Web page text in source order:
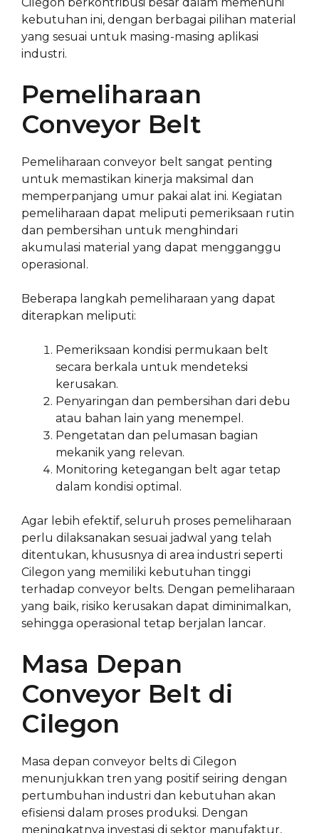
kebutuhan ini, dengan berbagai pilihan material
yang sesuai untuk masing-masing aplikasi
industri.
Pemeliharaan
Conveyor Belt
Pemeliharaan conveyor belt sangat penting
untuk memastikan kinerja maksimal dan
memperpanjang umur pakai alat ini. Kegiatan
pemeliharaan dapat meliputi pemeriksaan rutin
dan pembersihan untuk menghindari
akumulasi material yang dapat mengganggu
operasional.
Beberapa langkah pemeliharaan yang dapat
diterapkan meliputi:
Pemeriksaan kondisi permukaan belt
secara berkala untuk mendeteksi
kerusakan.
Penyaringan dan pembersihan dari debu
atau bahan lain yang menempel.
Pengetatan dan pelumasan bagian
mekanik yang relevan.
Monitoring ketegangan belt agar tetap
dalam kondisi optimal.
Agar lebih efektif, seluruh proses pemeliharaan
perlu dilaksanakan sesuai jadwal yang telah
ditentukan, khususnya di area industri seperti
Cilegon yang memiliki kebutuhan tinggi
terhadap conveyor belts. Dengan pemeliharaan
yang baik, risiko kerusakan dapat diminimalkan,
sehingga operasional tetap berjalan lancar.
Masa Depan
Conveyor Belt di
Cilegon
Masa depan conveyor belts di Cilegon
menunjukkan tren yang positif seiring dengan
pertumbuhan industri dan kebutuhan akan
efisiensi dalam proses produksi. Dengan
meningkatnya investasi di sektor manufaktur,